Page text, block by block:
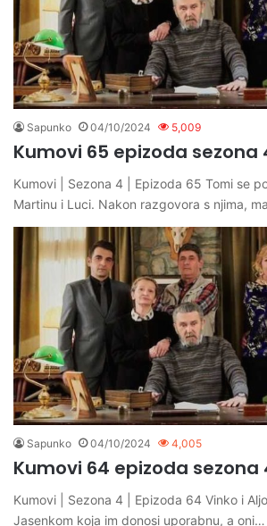
Sapunko 04/10/2024 5,009
Kumovi 65 epizoda sezona
Kumovi | Sezona 4 | Epizoda 65 Tomi se
Martinu i Luci. Nakon razgovora s njima,
Sapunko 04/10/2024 4,005
Kumovi 64 epizoda sezona
Kumovi | Sezona 4 | Epizoda 64 Vinko i
Jasenkom koja im donosi uporabnu, a oni…